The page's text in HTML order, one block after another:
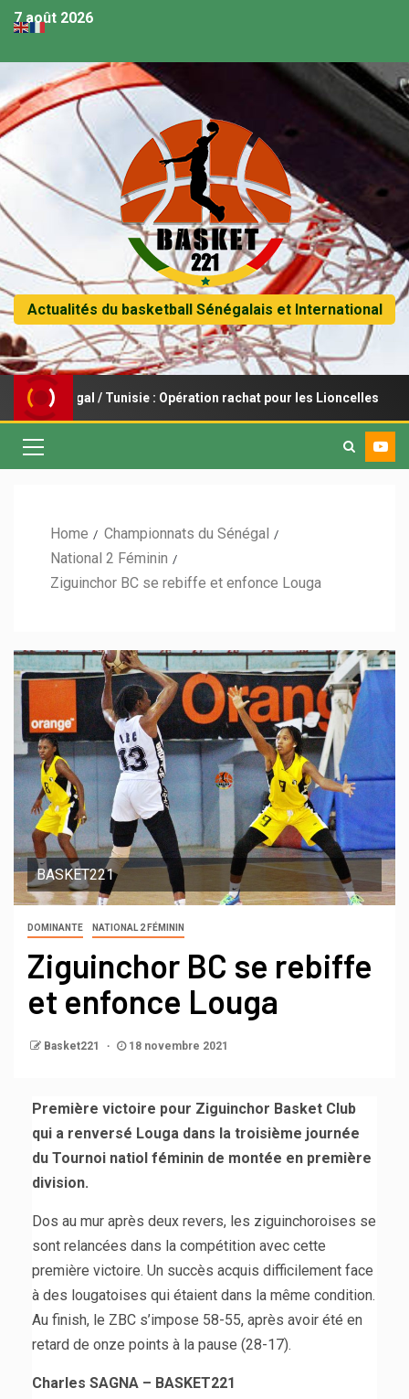
7 août 2026
Actualités du basketball Sénégalais et International
/ Tunisie : Opération rachat pour les Lioncelles
Home
Championnats du Sénégal
National 2 Féminin
Ziguinchor BC se rebiffe et enfonce Louga
BASKET221
DOMINANTE NATIONAL 2 FÉMININ
Ziguinchor BC se rebiffe
et enfonce Louga
Basket221 18 novembre 2021
Première victoire pour Ziguinchor Basket Club
qui a renversé Louga dans la troisième journée
du Tournoi natiol féminin de montée en première
division.
Dos au mur après deux revers, les ziguinchoroises se
sont relancées dans la compétition avec cette
première victoire. Un succès acquis difficilement face
à des lougatoises qui étaient dans la même condition.
Au finish, le ZBC s’impose 58-55, après avoir été en
retard de onze points à la pause (28-17).
Charles SAGNA – BASKET221